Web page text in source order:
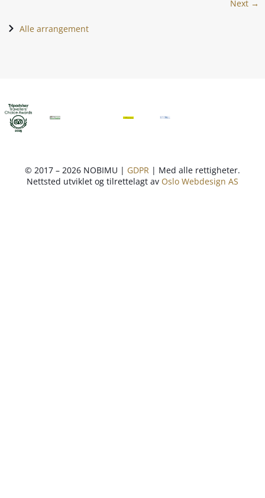
Next →
Alle arrangement
© 2017 – 2026 NOBIMU | GDPR | Med alle rettigheter.
Nettsted utviklet og tilrettelagt av Oslo Webdesign AS